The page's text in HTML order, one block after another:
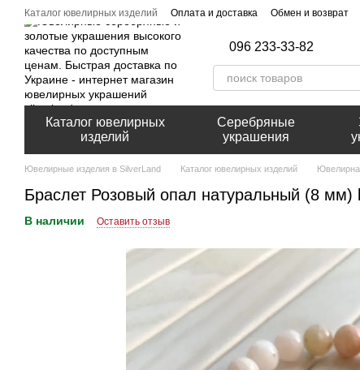
Перейти к основному контенту
Каталог ювелирных изделий Оплата и доставка Обмен и возврат
096 233-33-82
Каталог ювелирных
изделий
Серебряные
украшения
Ювелирные изделия в SilverLand Каталог ювелирных изделий
Браслет Розовый опал натуральный (8 мм)
В наличии Оставить отзыв